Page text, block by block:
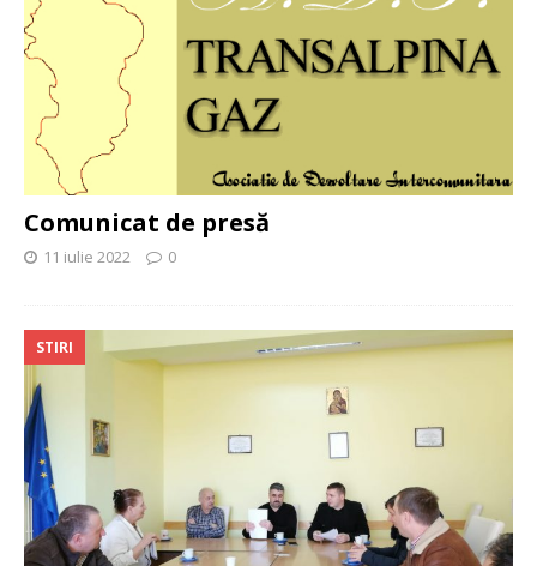
Comunicat de presă
11 iulie 2022 0
STIRI